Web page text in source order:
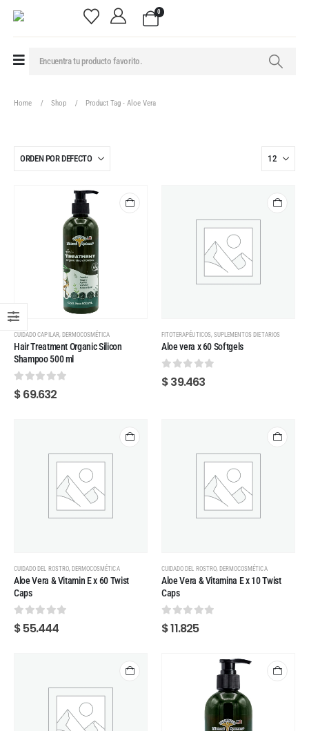
0
Home Shop Product Tag - Aloe Vera
CUIDADO CAPILAR, DERMOCOSMÉTICA
Hair Treatment Organic Silicon
Shampoo 500 ml
0 out of 5
$69.632
FITOTERAPÉUTICOS,SUPLEMENTOS DIETARIOS
Aloe vera x 60 Softgels
0 out of 5
$39.463
CUIDADO DEL ROSTRO,DERMOCOSMÉTICA
Aloe Vera & Vitamin E x 60 Twist
Caps
0 out of 5
$55.444
CUIDADO DEL ROSTRO,DERMOCOSMÉTICA
Aloe Vera & Vitamina E x 10 Twist
Caps
0 out of 5
$11.825